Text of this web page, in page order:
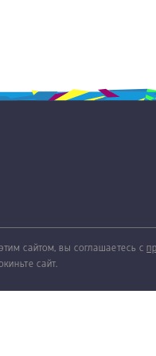
сайтом, вы соглашаетесь с
сайт.